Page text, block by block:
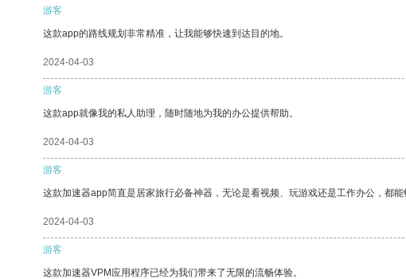
游客
这款app的路线规划非常精准，让我能够快速到达目的地。
2024-04-03
游客
这款app就像我的私人助理，随时随地为我的办公提供帮助。
2024-04-03
游客
这款加速器app简直是居家旅行必备神器，无论是看视频、玩游戏还是工作办公，都
2024-04-03
游客
这款加速器VPM应用程序已经为我们带来了无限的流畅体验。